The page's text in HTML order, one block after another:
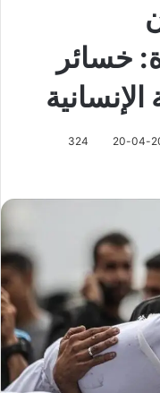
خسائر
324